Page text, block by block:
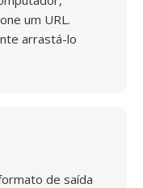
um URL.
arrastá-lo
de saída